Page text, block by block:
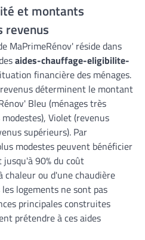
et montants
revenus
MaPrimeRénov' réside dans
aides-chauffage-eligibilite-
financière des ménages.
déterminent le montant
Bleu (ménages très
Violet (revenus
supérieurs). Par
modestes peuvent bénéficier
90% du coût
chaleur ou d'une chaudière
logements ne sont pas
principales construites
prétendre à ces aides